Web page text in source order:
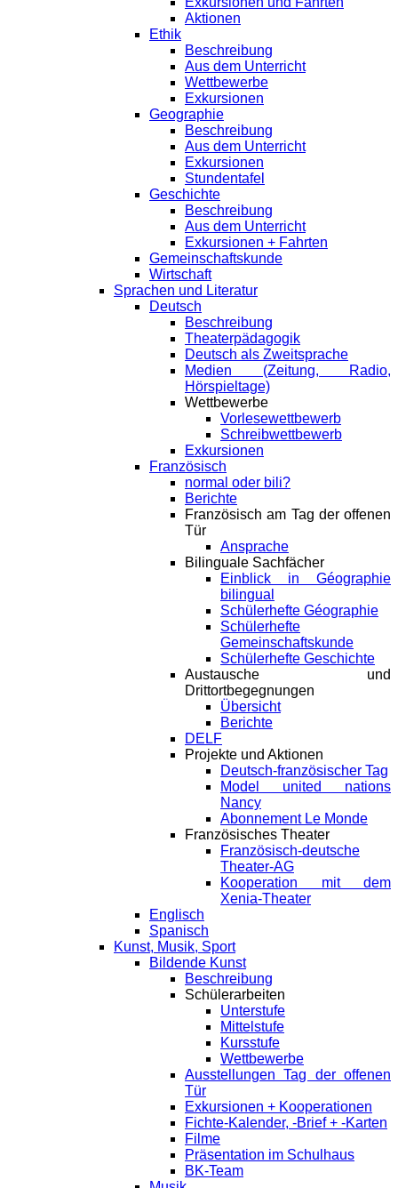
Aktionen
Ethik
Beschreibung
Aus dem Unterricht
Wettbewerbe
Exkursionen
Geographie
Beschreibung
Aus dem Unterricht
Exkursionen
Stundentafel
Geschichte
Beschreibung
Aus dem Unterricht
Exkursionen + Fahrten
Gemeinschaftskunde
Wirtschaft
Sprachen und Literatur
Deutsch
Beschreibung
Theaterpädagogik
Deutsch als Zweitsprache
Medien (Zeitung, Radio,
Hörspieltage)
Wettbewerbe
Vorlesewettbewerb
Schreibwettbewerb
Exkursionen
Französisch
normal oder bili?
Berichte
Französisch am Tag der offenen
Tür
Ansprache
Bilinguale Sachfächer
Einblick in Géographie
bilingual
Schülerhefte Géographie
Schülerhefte
Gemeinschaftskunde
Schülerhefte Geschichte
Austausche und
Drittortbegegnungen
Übersicht
Berichte
DELF
Projekte und Aktionen
Deutsch-französischer Tag
Model united nations
Nancy
Abonnement Le Monde
Französisches Theater
Französisch-deutsche
Theater-AG
Kooperation mit dem
Xenia-Theater
Englisch
Spanisch
Kunst, Musik, Sport
Bildende Kunst
Beschreibung
Schülerarbeiten
Unterstufe
Mittelstufe
Kursstufe
Wettbewerbe
Ausstellungen Tag der offenen
Tür
Exkursionen + Kooperationen
Fichte-Kalender, -Brief + -Karten
Filme
Präsentation im Schulhaus
BK-Team